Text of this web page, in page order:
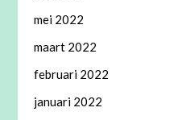
mei 2022
maart 2022
februari 2022
januari 2022